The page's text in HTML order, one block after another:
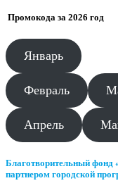
Промокода за 2026 год
Январь
Февраль
Апрель
Благотворительный фонд
партнером городской